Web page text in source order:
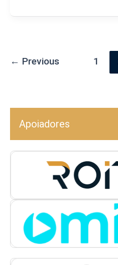
← Previous 1
Apoiadores